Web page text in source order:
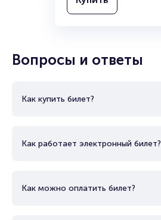
Вопросы и ответы
Как купить билет?
Как работает электронный билет?
Как можно оплатить билет?